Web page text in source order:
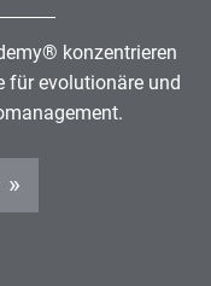
konzentrieren
für evolutionäre und
.